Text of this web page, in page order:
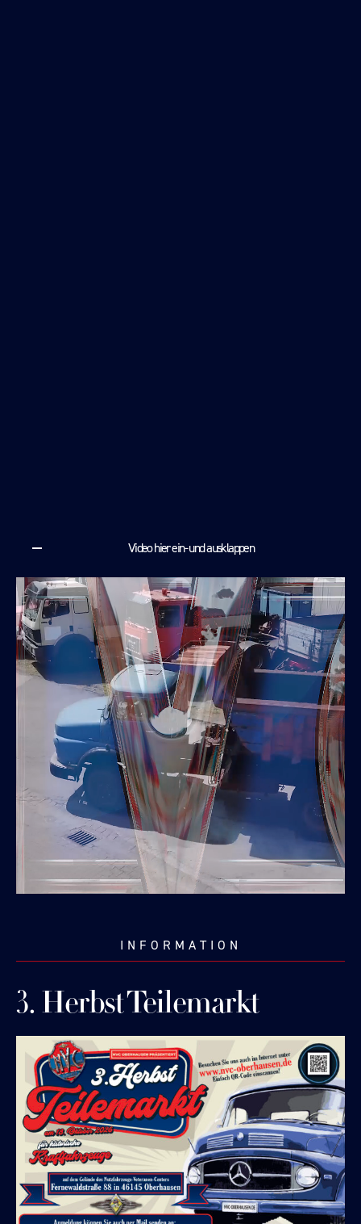
Video hier ein- und ausklappen
INFORMATION
3. Herbst Teilemarkt